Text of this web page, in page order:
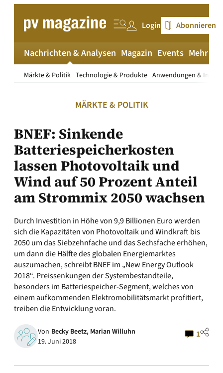
springen
Login Abonnieren
Nachrichten & Analysen
Märkte & Politik Technologie & Produkte Anwendungen &
Magazin Events Mehr
MÄRKTE & POLITIK
BNEF: Sinkende
Batteriespeicherkosten
lassen Photovoltaik und
Wind auf 50 Prozent Anteil
am Strommix 2050 wachsen
Durch Investition in Höhe von 9,9 Billionen Euro werden
sich die Kapazitäten von Photovoltaik und Windkraft bis
2050 um das Siebzehnfache und das Sechsfache erhöhen,
um dann die Hälfte des globalen Energiemarktes
auszumachen, schreibt BNEF im „New Energy Outlook
2018“. Preissenkungen der Systembestandteile,
besonders im Batteriespeicher-Segment, welches von
einem aufkommenden Elektromobilitätsmarkt profitiert,
treiben die Entwicklung voran.
Von Becky Beetz, Marian Willuhn
19. Juni 2018
1